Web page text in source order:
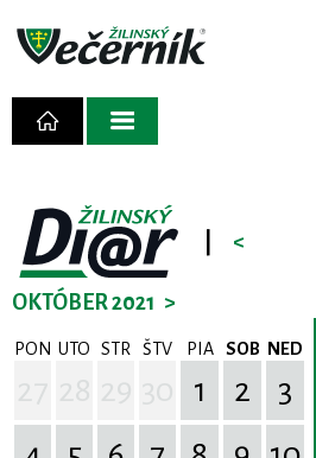
<
OKTÓBER 2021 >
PON UTO STR ŠTV PIA SOB NED
1 2
3